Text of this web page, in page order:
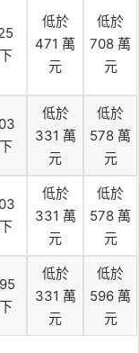
低於
471 萬
元
低於
708 萬
元
低於
331 萬
元
低於
578 萬
元
低於
331 萬
元
低於
578 萬
元
低於
331 萬
元
低於
596 萬
元